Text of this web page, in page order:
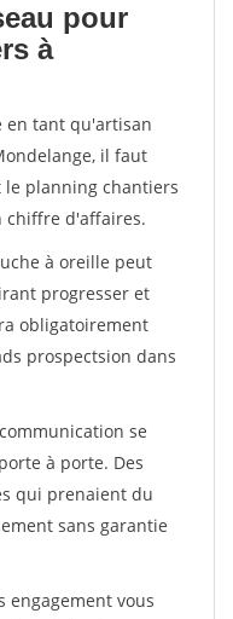
pour
à
en tant qu'artisan
il faut
planning chantiers
chiffre d'affaires.
à oreille peut
progresser et
obligatoirement
prospectsion dans
se
à porte. Des
qui prenaient du
sans garantie
engagement vous